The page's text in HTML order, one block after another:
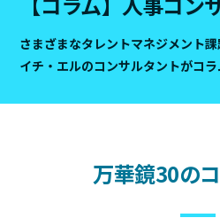
さまざまなタレントマネジメント課
イチ・エルのコンサルタントがコラ
万華鏡30の